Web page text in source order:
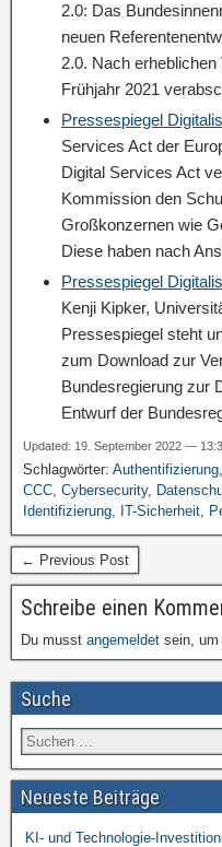
2.0: Das
neuen
2.0. Nach
Frühjahr 2021
Pressespiegel
Services Act der
Digital Services Act
Kommission den
Großkonzernen wie
Diese haben nach
Pressespiegel
Kenji Kipker,
Pressespiegel steht
zum Download zur
Bundesregierung zur
Entwurf der
Updated: 19. September 2022 —
Schlagwörter: Authentifizierung,
CCC, Cybersecurity,
Identifizierung, IT-Sicherheit,
← Previous Post
Schreibe einen
Du musst angemeldet sein, um
Suche
Neueste Beiträge
KI- und Technologie-